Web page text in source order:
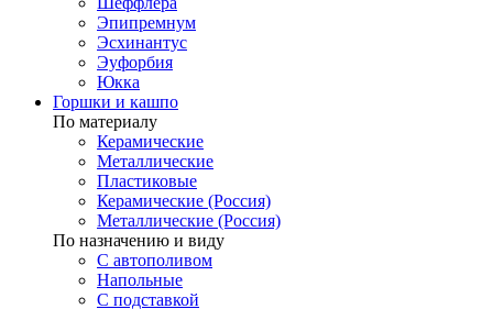
Эпипремнум
Эсхинантус
Эуфорбия
Юкка
Горшки и кашпо
По материалу
Керамические
Металлические
Пластиковые
Керамические (Россия)
Металлические (Россия)
По назначению и виду
С автополивом
Напольные
С подставкой